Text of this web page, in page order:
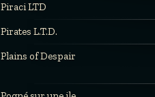
Piraci LTD
Pirates L.T.D.
Plains of Despair